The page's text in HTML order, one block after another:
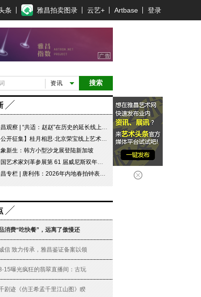
条 雅昌拍卖图录 云艺+ Artbase 登录
搜索
资讯
观察 | “共适：赵赵”在历史的延长线上，探寻可能
开征集】桂月相思·北京荣宝线上艺术品拍卖会
新生：韩方小型沙龙展登陆新加坡
术家刘革参展第 61 届威尼斯双年展坦桑尼亚国家馆特别项目“日记 #07 此即象征！”
栏 | 唐利伟：2026年内地春拍钟表市场观察 赛道重构、圈层分化与收藏逻辑迭代
消费“吃快餐”，远离了傲慢还
信 致力传承，雅昌鉴证备案以领
曝光疯狂的翡翠直播间：古玩
剧迹《仿王希孟千里江山图》睽